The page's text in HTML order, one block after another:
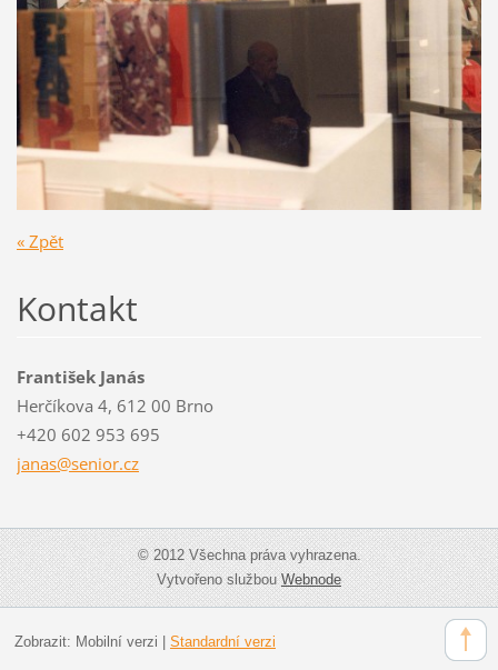
« Zpět
Kontakt
František Janás
Herčíkova 4, 612 00 Brno
+420 602 953 695
janas@senior.cz
© 2012 Všechna práva vyhrazena.
Vytvořeno službouWebnode
Zobrazit: Mobilní verzi Standardní verzi